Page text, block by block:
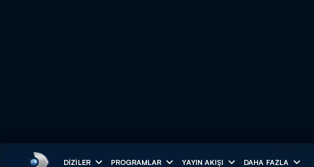
DIZILER PROGRAMLAR YAYIN AKIŞI DAHA FAZLA